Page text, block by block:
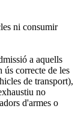
ni consumir
a aquells
correcte de les
de transport),
no
d'armes o